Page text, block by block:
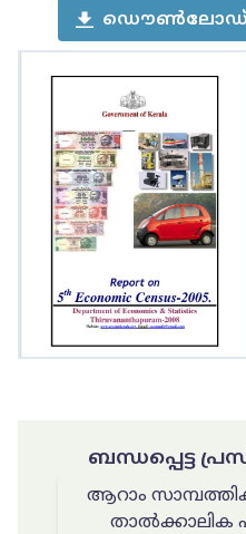
ബന്ധപ്പെട്ട
ആറാം
താൽക്കാലിക